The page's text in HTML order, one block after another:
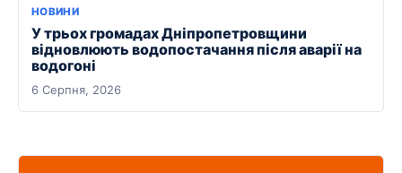
НОВИНИ
У трьох громадах Дніпропетровщини
відновлюють водопостачання після аварії на
водогоні
6 Серпня, 2026